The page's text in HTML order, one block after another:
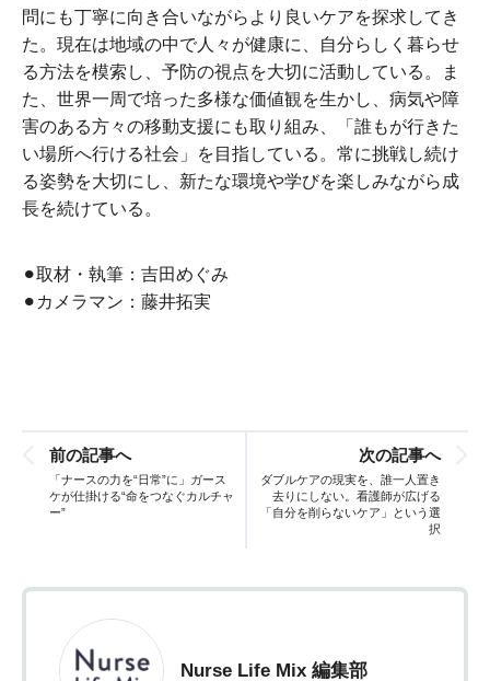
問にも丁寧に向き合いながらより良いケアを探求してき
た。現在は地域の中で人々が健康に、自分らしく暮らせ
る方法を模索し、予防の視点を大切に活動している。ま
た、世界一周で培った多様な価値観を生かし、病気や障
害のある方々の移動支援にも取り組み、「誰もが行きた
い場所へ行ける社会」を目指している。常に挑戦し続け
る姿勢を大切にし、新たな環境や学びを楽しみながら成
長を続けている。
⚫︎取材・執筆：吉田めぐみ
⚫︎カメラマン：藤井拓実
前の記事へ
「ナースの力を“日常”に」ガース
ケが仕掛ける“命をつなぐカルチャ
ー”
次の記事へ
ダブルケアの現実を、誰一人置き
去りにしない。看護師が広げる
「自分を削らないケア」という選
択
Nurse Life Mix 編集部